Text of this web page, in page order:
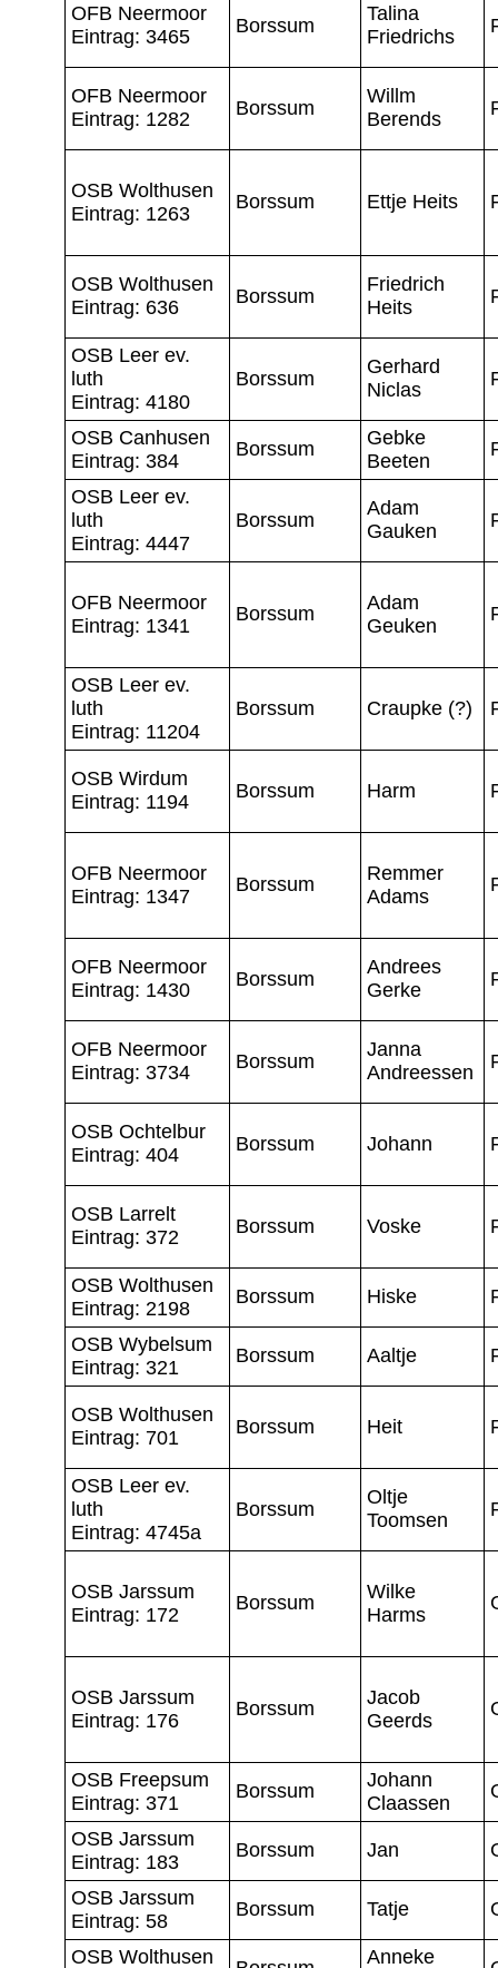
OFB Neermoor
Eintrag: 3465
Borssum
Talina
Friedrichs
OFB Neermoor
Eintrag: 1282
Borssum
Willm
Berends
OSB Wolthusen
Eintrag: 1263
Borssum Ettje Heits
OSB Wolthusen
Eintrag: 636
Borssum
Friedrich
Heits
OSB Leer ev.
luth
Eintrag: 4180
Borssum
Gerhard
Niclas
OSB Canhusen
Eintrag: 384
Borssum
Gebke
Beeten
OSB Leer ev.
luth
Eintrag: 4447
Borssum
Adam
Gauken
OFB Neermoor
Eintrag: 1341
Borssum
Adam
Geuken
OSB Leer ev.
luth
Eintrag: 11204
Borssum Craupke (?)
OSB Wirdum
Eintrag: 1194
Borssum Harm
OFB Neermoor
Eintrag: 1347
Borssum
Remmer
Adams
OFB Neermoor
Eintrag: 1430
Borssum
Andrees
Gerke
OFB Neermoor
Eintrag: 3734
Borssum
Janna
Andreessen
OSB Ochtelbur
Eintrag: 404
Borssum Johann
OSB Larrelt
Eintrag: 372
Borssum Voske
OSB Wolthusen
Eintrag: 2198
Borssum Hiske
OSB Wybelsum
Eintrag: 321
Borssum Aaltje
OSB Wolthusen
Eintrag: 701
Borssum Heit
OSB Leer ev.
luth
Eintrag: 4745a
Borssum
Oltje
Toomsen
OSB Jarssum
Eintrag: 172
Borssum
Wilke
Harms
OSB Jarssum
Eintrag: 176
Borssum
Jacob
Geerds
OSB Freepsum
Eintrag: 371
Borssum
Johann
Claassen
OSB Jarssum
Eintrag: 183
Borssum Jan
OSB Jarssum
Eintrag: 58
Borssum Tatje
OSB Wolthusen Anneke